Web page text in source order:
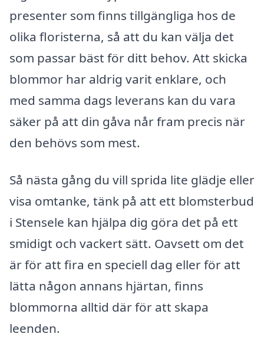
presenter som finns tillgängliga hos de
olika floristerna, så att du kan välja det
som passar bäst för ditt behov. Att skicka
blommor har aldrig varit enklare, och
med samma dags leverans kan du vara
säker på att din gåva når fram precis när
den behövs som mest.
Så nästa gång du vill sprida lite glädje eller
visa omtanke, tänk på att ett blomsterbud
i Stensele kan hjälpa dig göra det på ett
smidigt och vackert sätt. Oavsett om det
är för att fira en speciell dag eller för att
lätta någon annans hjärtan, finns
blommorna alltid där för att skapa
leenden.